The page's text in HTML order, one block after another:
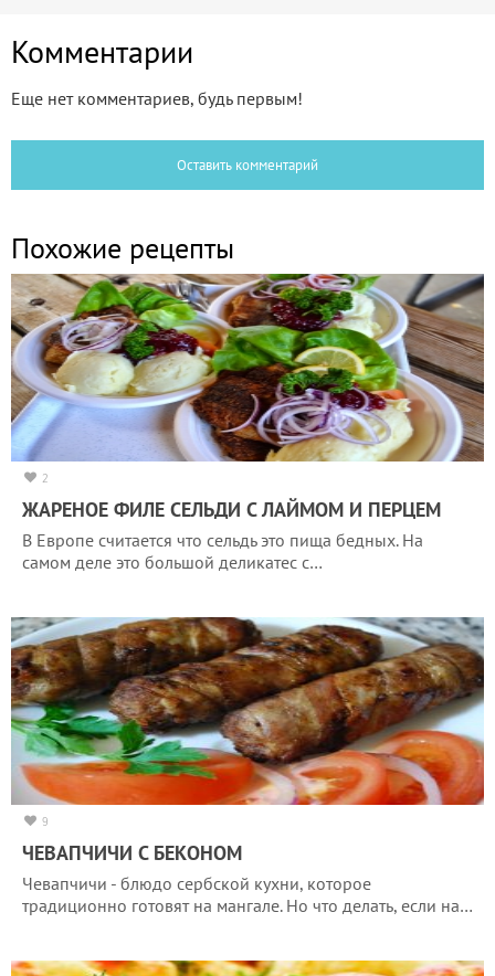
Комментарии
Еще нет комментариев, будь первым!
Оставить комментарий
Похожие рецепты
2
ЖАРЕНОЕ ФИЛЕ СЕЛЬДИ С ЛАЙМОМ И ПЕРЦЕМ
В Европе считается что сельдь это пища бедных. На
самом деле это большой деликатес с…
9
ЧЕВАПЧИЧИ С БЕКОНОМ
Чевапчичи - блюдо сербской кухни, которое
традиционно готовят на мангале. Но что делать, если на…